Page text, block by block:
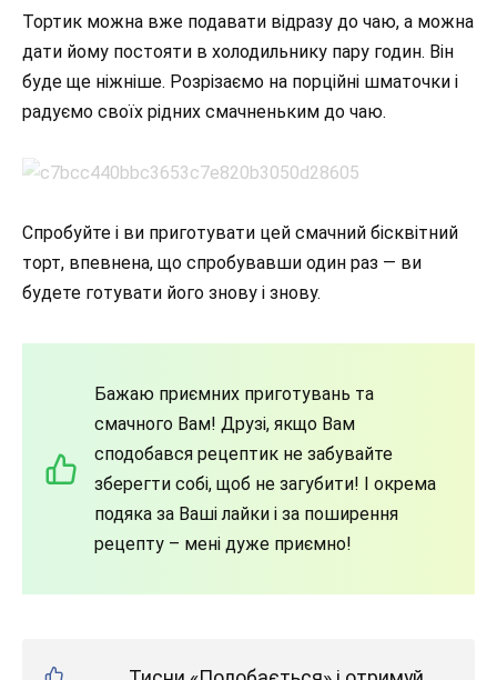
Тортик можна вже подавати відразу до чаю, а можна
дати йому постояти в холодильнику пару годин. Він
буде ще ніжніше. Розрізаємо на порційні шматочки і
радуємо своїх рідних смачненьким до чаю.
Спробуйте і ви приготувати цей смачний бісквітний
торт, впевнена, що спробувавши один раз — ви
будете готувати його знову і знову.
Бажаю приємних приготувань та
смачного Вам! Друзі, якщо Вам
сподобався рецептик не забувайте
зберегти собі, щоб не загубити! І окрема
подяка за Ваші лайки і за поширення
рецепту – мені дуже приємно!